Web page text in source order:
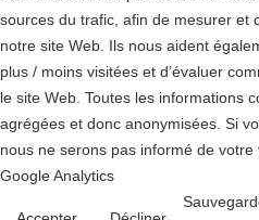
sources du trafic, afin de mesurer et
notre site Web. Ils nous aident
plus / moins visitées et d’évaluer
le site Web. Toutes les informations
agrégées et donc anonymisées. Si
nous ne serons pas informé de votre
Google Analytics